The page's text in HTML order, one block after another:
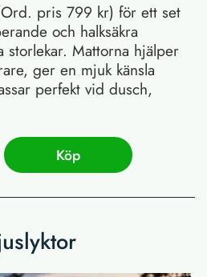
pris 799 kr) för ett set
och halksäkra
storlekar. Mattorna hjälper
ger en mjuk känsla
perfekt vid dusch,
Köp